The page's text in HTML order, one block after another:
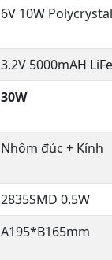
6V 10W
3.2V 5000mAH
30W
Nhôm đúc + Kính
2835SMD 0.5W
A195*B165mm